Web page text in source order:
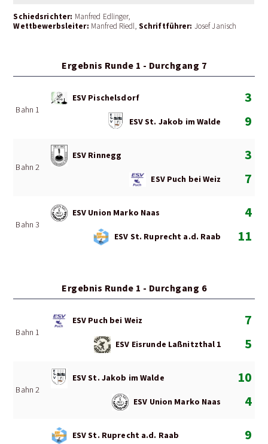
Schiedsrichter: Manfred Edlinger
Wettbewerbsleiter: Manfred Riedl Schriftführer: Josef Janisch
Ergebnis Runde 1 - Durchgang 7
Bahn 1
ESV Pischelsdorf
3
9
ESV St. Jakob im Walde
Bahn 2
ESV Rinnegg
3
7
ESV Puch bei Weiz
Bahn 3
ESV Union Marko Naas
4
11
ESV St. Ruprecht a.d. Raab
Ergebnis Runde 1 - Durchgang 6
Bahn 1
ESV Puch bei Weiz
7
5
ESV Eisrunde Laßnitzthal 1
Bahn 2
ESV St. Jakob im Walde
10
4
ESV Union Marko Naas
ESV St. Ruprecht a.d. Raab 9